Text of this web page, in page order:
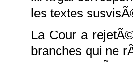
les textes
La Cour a
branches qui ne